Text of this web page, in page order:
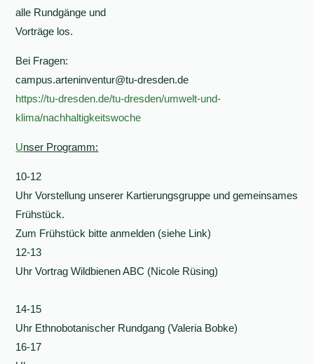
alle Rundgänge und
Vorträge los.
Bei Fragen:
campus.arteninventur@tu-dresden.de
https://tu-dresden.de/tu-dresden/umwelt-und-
klima/nachhaltigkeitswoche
Unser Programm:
10-12
Uhr Vorstellung unserer Kartierungsgruppe und gemeinsames
Frühstück.
Zum Frühstück bitte anmelden (siehe Link)
12-13
Uhr Vortrag Wildbienen ABC (Nicole Rüsing)
14-15
Uhr Ethnobotanischer Rundgang (Valeria Bobke)
16-17